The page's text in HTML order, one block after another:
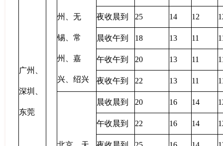
广州、
深圳、
东莞
州、无
锡、常
州、嘉
兴、绍兴
夜收晨到 25 14 12
晨收午到 18 13 11
午收午到 20 13 11
夜收午到 22 13 11
晨收晨到 20 16 14
午收晨到 22 16 14